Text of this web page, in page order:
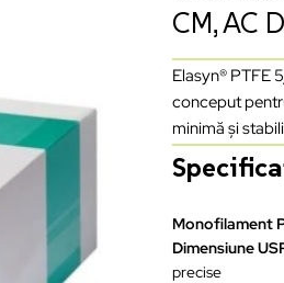
CM, AC
Elasyn® PTFE
conceput
minimă și
Monofilament
Dimensiune
precise